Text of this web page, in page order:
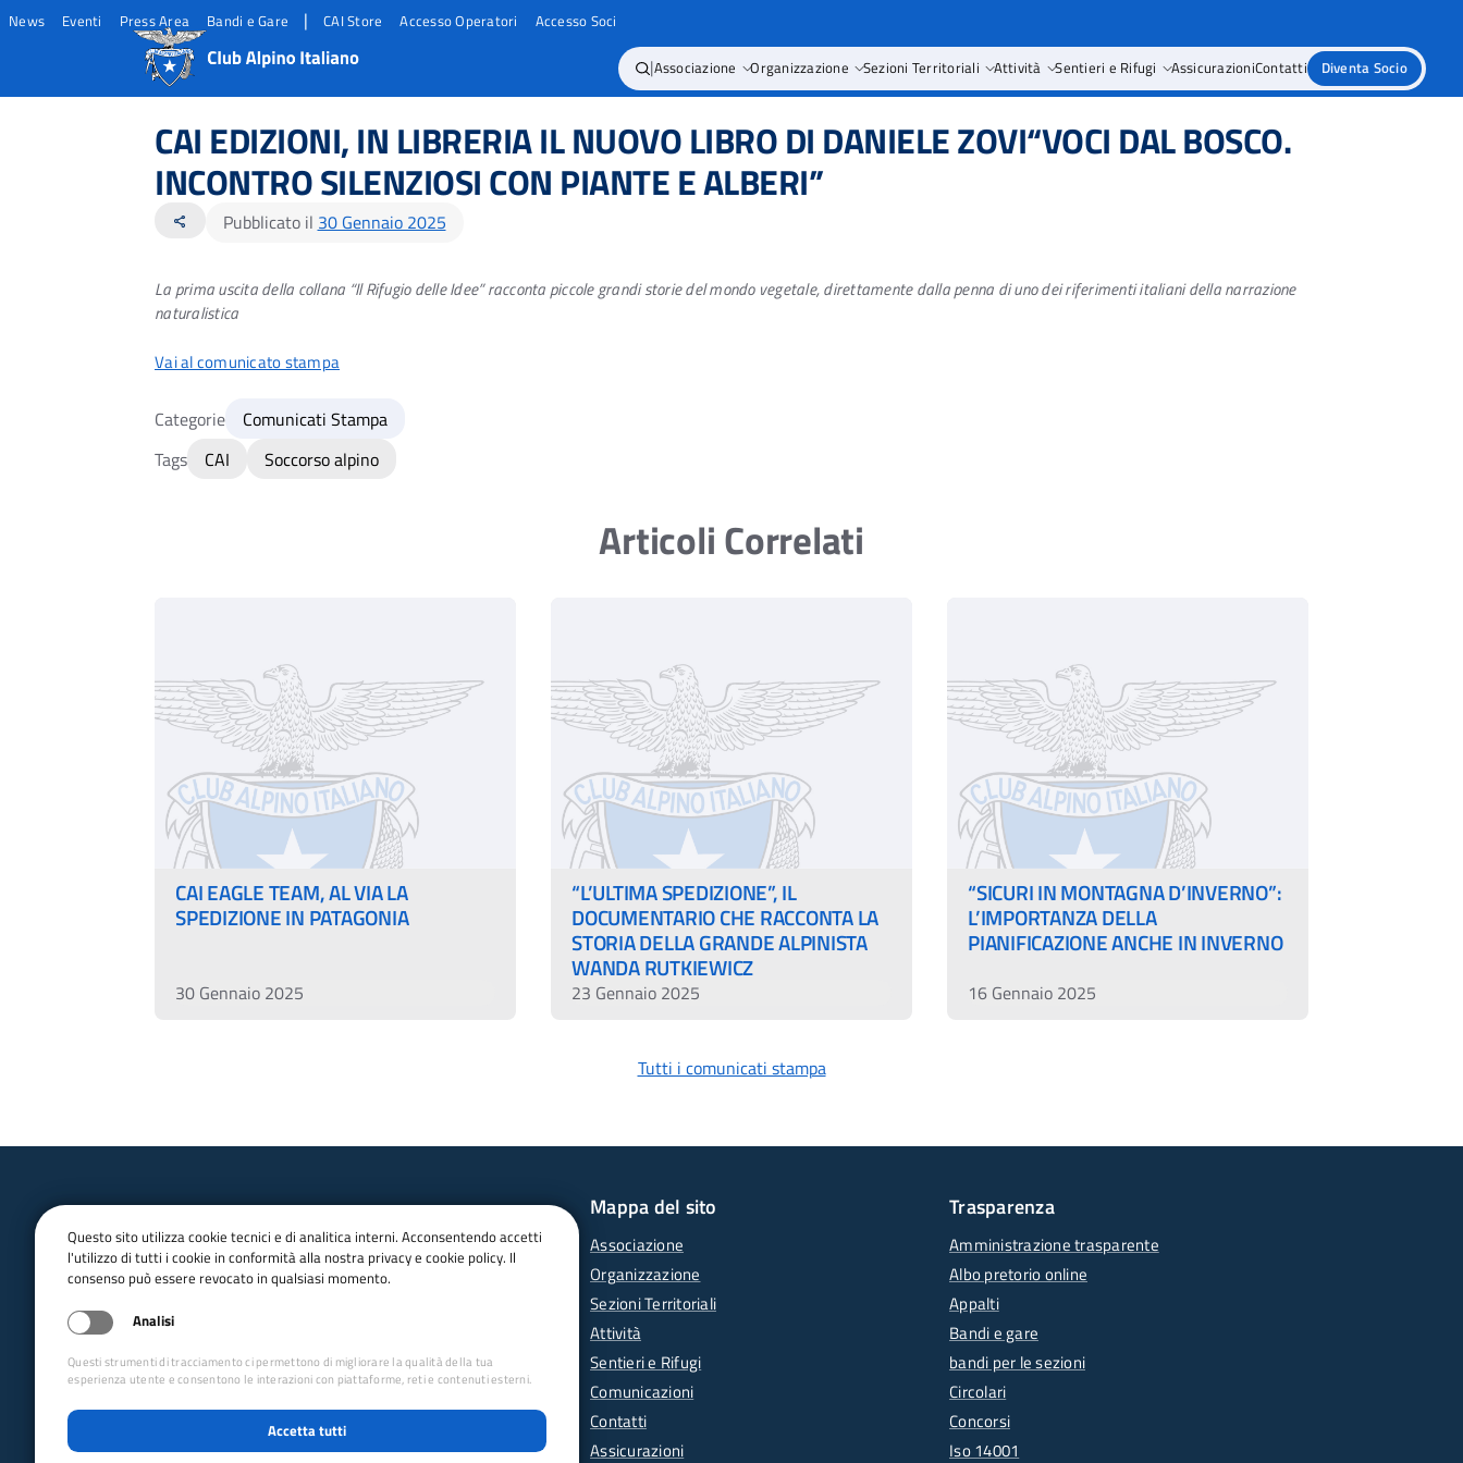
News Eventi Press Area Bandi e Gare | CAI Store Accesso Operatori Accesso Soci
|Associazione Organizzazione Sezioni Territoriali Attività Sentieri e Rifugi AssicurazioniContatti Diventa Socio
CAI EDIZIONI, IN LIBRERIA IL NUOVO LIBRO DI DANIELE ZOVI“VOCI DAL BOSCO.
INCONTRO SILENZIOSI CON PIANTE E ALBERI”
share Pubblicato il 30 Gennaio 2025
La prima uscita della collana “Il Rifugio delle Idee” racconta piccole grandi storie del mondo vegetale, direttamente dalla penna di uno dei riferimenti italiani della narrazione
naturalistica
Vai al comunicato stampa
Categorie
Comunicati Stampa
Tags
CAI Soccorso alpino
Articoli Correlati
CAI EAGLE TEAM, AL VIA LA
SPEDIZIONE IN PATAGONIA
30 Gennaio 2025
“L’ULTIMA SPEDIZIONE”, IL
DOCUMENTARIO CHE RACCONTA LA
STORIA DELLA GRANDE ALPINISTA
WANDA RUTKIEWICZ
23 Gennaio 2025
“SICURI IN MONTAGNA D’INVERNO”:
L’IMPORTANZA DELLA
PIANIFICAZIONE ANCHE IN INVERNO
16 Gennaio 2025
Tutti i comunicati stampa
P.IVA 03654880156
Via Petrella 19 - 20124 Milano
seguici su
Mappa del sito
Associazione
Organizzazione
Sezioni Territoriali
Attività
Sentieri e Rifugi
Comunicazioni
Contatti
Assicurazioni
Trasparenza
Amministrazione trasparente
Albo pretorio online
Appalti
Bandi e gare
bandi per le sezioni
Circolari
Concorsi
Iso 14001
Questo sito utilizza cookie tecnici e di analitica interni. Acconsentendo accetti
l'utilizzo di tutti i cookie in conformità alla nostra privacy e cookie policy. Il
consenso può essere revocato in qualsiasi momento.
Analisi
Questi strumenti di tracciamento ci permettono di migliorare la qualità della tua
esperienza utente e consentono le interazioni con piattaforme, reti e contenuti esterni.
Accetta tutti